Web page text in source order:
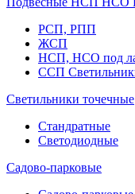
РСП, РПП
ЖСП
НСП, НСО под
ССП
Светильники точечные
Стандратные
Светодиодные
Садово-парковые